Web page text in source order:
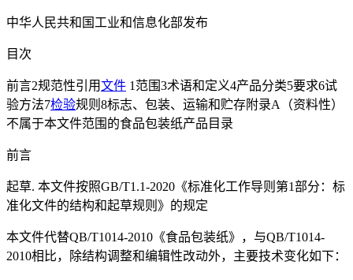
中华人民共和国工业和信息化部发布
目次
前言2规范性引用文件 1范围3术语和定义4产品分类5要求6试
验方法7检验规则8标志、包装、运输和贮存附录A（资料性）
不属于本文件范围的食品包装纸产品目录
前言
起草. 本文件按照GB/T1.1-2020《标准化工作导则第1部分：标
准化文件的结构和起草规则》的规定
本文件代替QB/T1014-2010《食品包装纸》，与QB/T1014-
2010相比，除结构调整和编辑性改动外，主要技术变化如下：